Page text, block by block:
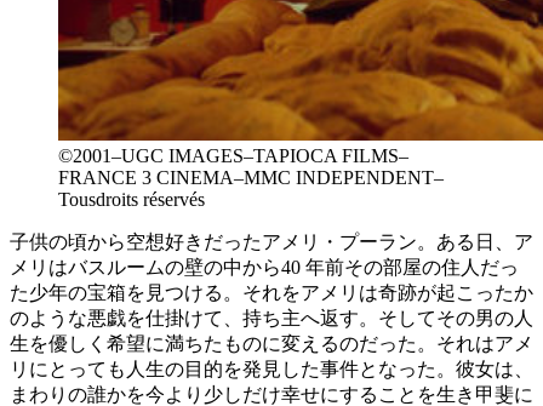
©2001–UGC IMAGES–TAPIOCA FILMS–
FRANCE 3 CINEMA–MMC INDEPENDENT–
Tousdroits réservés
子供の頃から空想好きだったアメリ・プーラン。ある日、ア
メリはバスルームの壁の中から40 年前その部屋の住人だっ
た少年の宝箱を見つける。それをアメリは奇跡が起こったか
のような悪戯を仕掛けて、持ち主へ返す。そしてその男の人
生を優しく希望に満ちたものに変えるのだった。それはアメ
リにとっても人生の目的を発見した事件となった。彼女は、
まわりの誰かを今より少しだけ幸せにすることを生き甲斐に